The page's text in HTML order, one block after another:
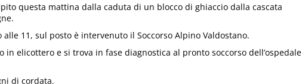
questa mattina dalla caduta di un blocco di ghiaccio dalla cascata
alle 11, sul posto è intervenuto il Soccorso Alpino Valdostano.
in elicottero e si trova in fase diagnostica al pronto soccorso dell’ospedale
di cordata.